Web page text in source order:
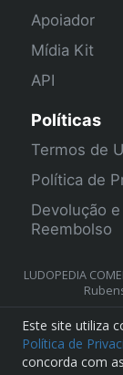
Apoiador
Mídia Kit
API
Políticas
Termos de
Política de
Devolução e
Reembolso
LUDOPEDIA
Este site utiliza
Política de
concorda com